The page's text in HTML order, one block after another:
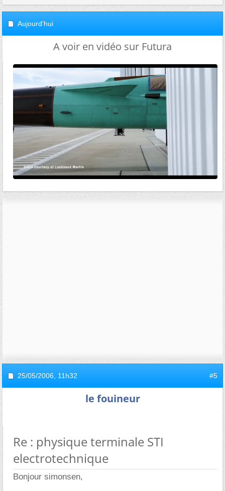
Aujourd'hui
A voir en vidéo sur Futura
25/05/2006, 11h32 #5
le fouineur
Re : physique terminale STI
electrotechnique
Bonjour simonsen,